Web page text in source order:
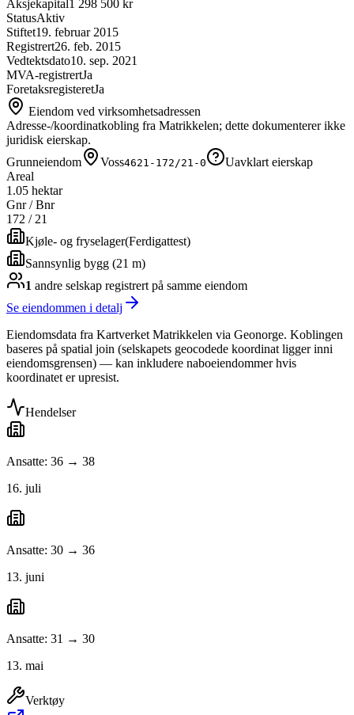
Aksjekapital1 298 500 kr
StatusAktiv
Stiftet19. februar 2015
Registrert26. feb. 2015
Vedtektsdato10. sep. 2021
MVA-registrertJa
ForetaksregisteretJa
Eiendom ved virksomhetsadressen
Adresse-/koordinatkobling fra Matrikkelen; dette dokumenterer ikke
juridisk eierskap.
Grunneiendom
Voss4621-172/21-0
Uavklart eierskap
Areal
1.05 hektar
Gnr / Bnr
172 /21
Kjøle- og fryselager(Ferdigattest)
Sannsynlig bygg (21 m)
1 andre selskap registrert på samme eiendom
Se eiendommen i detalj
Eiendomsdata fra Kartverket Matrikkelen via Geonorge. Koblingen
baseres på spatial join (selskapets geocodede koordinat ligger inni
eiendomsgrensen) — kan inkludere naboeiendommer hvis
koordinatet er upresist.
Hendelser
Ansatte: 36 → 38
16. juli
Ansatte: 30 → 36
13. juni
Ansatte: 31 → 30
13. mai
Verktøy